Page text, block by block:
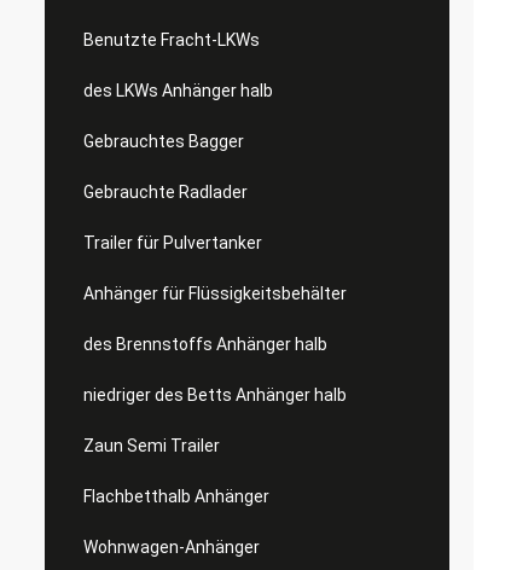
Benutzte Fracht-LKWs
des LKWs Anhänger halb
Gebrauchtes Bagger
Gebrauchte Radlader
Trailer für Pulvertanker
Anhänger für Flüssigkeitsbehälter
des Brennstoffs Anhänger halb
niedriger des Betts Anhänger halb
Zaun Semi Trailer
Flachbetthalb Anhänger
Wohnwagen-Anhänger